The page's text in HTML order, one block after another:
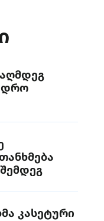
კასეტური